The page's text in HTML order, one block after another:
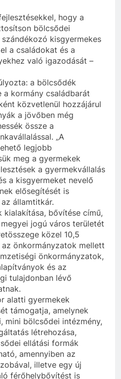
hogy a
bölcsődei
kisgyermekes
a családokat és a
való igazodását –
a bölcsődék
a kormány családbarát
közvetlenül hozzájárul
a jövőben még
össze a
„A
legjobb
meg a gyermekek
a gyermekvállalás
a kisgyermeket nevelő
elősegítését is
államtitkár.
kialakítása, bővítése című,
jogú város területét
közel 10,5
önkormányzatok mellett
önkormányzatok,
és az
tulajdonban lévő
alatti gyermekek
támogatja, amelynek
mini bölcsődei intézmény,
létrehozása,
ellátási formák
amennyiben az
illetve egy új
férőhelybővítést is